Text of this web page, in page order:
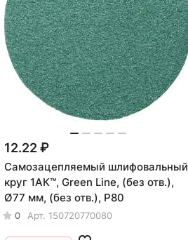
12.22 ₽
Самозацепляемый шлифовальный
круг 1АК™, Green Line, (без отв.),
Ø77 мм, (без отв.), P80
0 Арт. 150720770080